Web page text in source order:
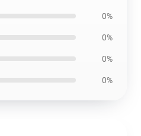
0%
0%
0%
0%